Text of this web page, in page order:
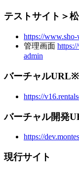
テストサイト＞
https://www.sho-
管理画面
admin
バーチャル
https://
バーチャル開発
https://
現行サイト